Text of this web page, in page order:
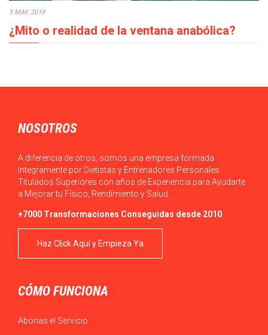
5 MAY, 2019
¿Mito o realidad de la ventana anabólica?
NOSOTROS
A diferencia de otros, somos una empresa formada
íntegramente por Dietistas y Entrenadores Personales
Titulados Superiores con años de Experiencia para Ayudarte
a Mejorar tu Físico, Rendimiento y Salud.
+7000 Transformaciones Conseguidas desde 2010
Haz Click Aquí y Empieza Ya
CÓMO FUNCIONA
Abonas el Servicio